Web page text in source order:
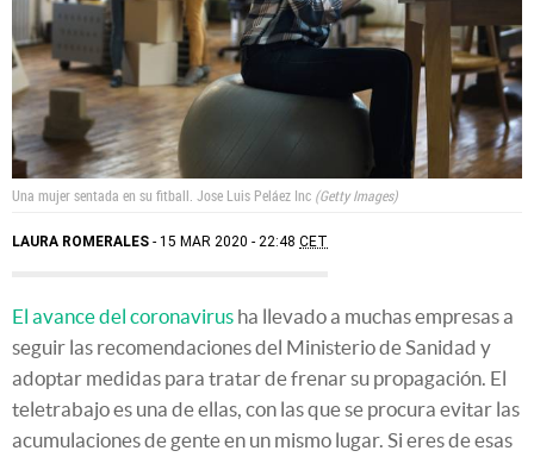
Una mujer sentada en su fitball. Jose Luis Peláez Inc Getty Images
LAURA ROMERALES 15 MAR 2020 - 22:48 CET
El avance del coronavirus ha llevado a muchas empresas a
seguir las recomendaciones del Ministerio de Sanidad y
adoptar medidas para tratar de frenar su propagación. El
teletrabajo es una de ellas, con las que se procura evitar las
acumulaciones de gente en un mismo lugar. Si eres de esas